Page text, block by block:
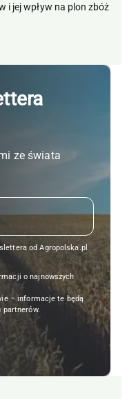
i jej wpływ na plon zbóż
ze świata
od Agropolska.pl
o najnowszych
– informacje te będą
partnerów.